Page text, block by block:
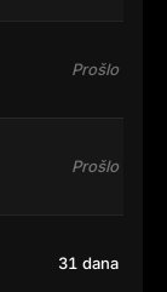
Prošlo
Prošlo
31 dana